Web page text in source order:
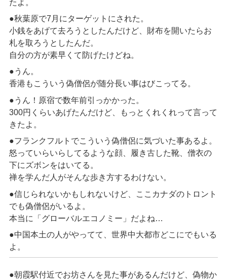
たよ。
●秋葉原で7月にターゲットにされた。
小銭をあげて去ろうとしたんだけど、財布を開いたらお
札を取ろうとしたんだ。
自分の方が素早くて防げたけどね。
●うん。
香港もこういう偽僧侶が随分長い事はびこってる。
●うん！原宿で数年前引っかかった。
300円くらいあげたんだけど、もっとくれくれって言って
きたよ。
●フランクフルトでこういう偽僧侶に気づいた事あるよ。
怒っていらいらしてるような顔、履き古した靴、僧衣の
下にズボンをはいてる。
禅を学んだ人がそんな歩き方するわけない。
●信じられないかもしれないけど、ここカナダのトロント
でも偽僧侶がいるよ。
本当に「グローバルエコノミー」だよね…
●中国本土の人がやってて、世界中大都市どこにでもいる
よ。
●朝霞駅付近でお坊さんを見た事があるんだけど、偽物か